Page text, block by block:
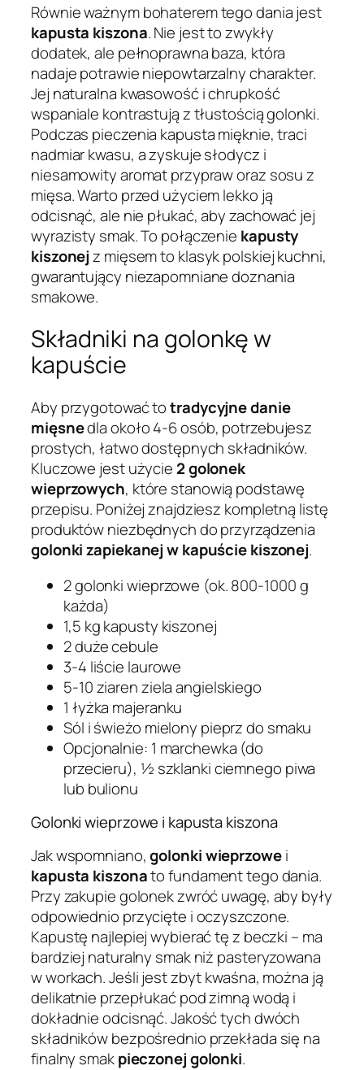
Równie ważnym bohaterem tego dania jest
kapusta kiszona. Nie jest to zwykły
dodatek, ale pełnoprawna baza, która
nadaje potrawie niepowtarzalny charakter.
Jej naturalna kwasowość i chrupkość
wspaniale kontrastują z tłustością golonki.
Podczas pieczenia kapusta mięknie, traci
nadmiar kwasu, a zyskuje słodycz i
niesamowity aromat przypraw oraz sosu z
mięsa. Warto przed użyciem lekko ją
odcisnąć, ale nie płukać, aby zachować jej
wyrazisty smak. To połączenie kapusty
kiszonejz mięsem to klasyk polskiej kuchni,
gwarantujący niezapomniane doznania
smakowe.
Składniki na golonkę w
kapuście
Aby przygotować totradycyjne danie
mięsnedla około 4-6 osób, potrzebujesz
prostych, łatwo dostępnych składników.
Kluczowe jest użycie 2 golonek
wieprzowych, które stanowią podstawę
przepisu. Poniżej znajdziesz kompletną listę
produktów niezbędnych do przyrządzenia
golonki zapiekanej w kapuście kiszonej.
2 golonki wieprzowe (ok. 800-1000 g
każda)
1,5 kg kapusty kiszonej
2 duże cebule
3-4 liście laurowe
5-10 ziaren ziela angielskiego
1 łyżka majeranku
Sól i świeżo mielony pieprz do smaku
Opcjonalnie: 1 marchewka (do
przecieru), ½ szklanki ciemnego piwa
lub bulionu
Golonki wieprzowe i kapusta kiszona
Jak wspomniano,golonki wieprzowei
kapusta kiszonato fundament tego dania.
Przy zakupie golonek zwróć uwagę, aby były
odpowiednio przycięte i oczyszczone.
Kapustę najlepiej wybierać tę z beczki – ma
bardziej naturalny smak niż pasteryzowana
w workach. Jeśli jest zbyt kwaśna, można ją
delikatnie przepłukać pod zimną wodą i
dokładnie odcisnąć. Jakość tych dwóch
składników bezpośrednio przekłada się na
finalny smakpieczonej golonki.